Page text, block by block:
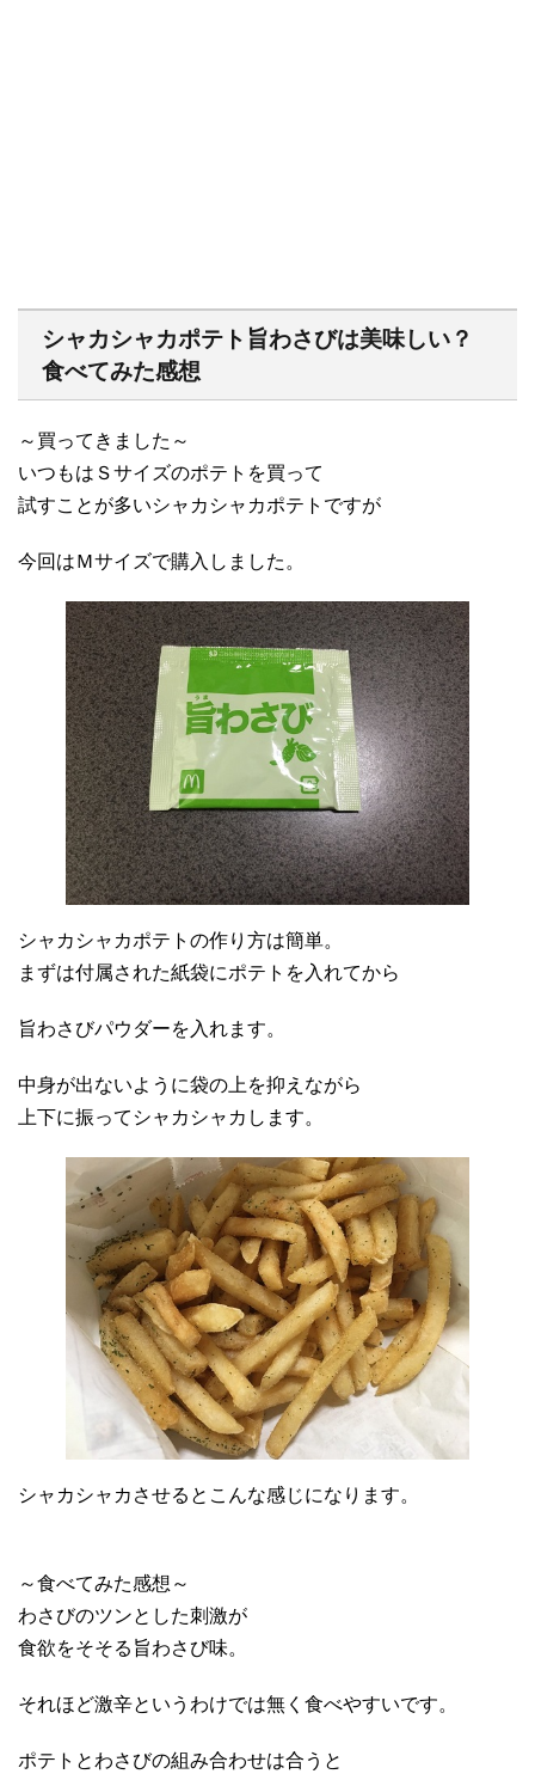
シャカシャカポテト旨わさびは美味しい？
食べてみた感想
～買ってきました～
いつもはＳサイズのポテトを買って
試すことが多いシャカシャカポテトですが
今回はＭサイズで購入しました。
シャカシャカポテトの作り方は簡単。
まずは付属された紙袋にポテトを入れてから
旨わさびパウダーを入れます。
中身が出ないように袋の上を抑えながら
上下に振ってシャカシャカします。
シャカシャカさせるとこんな感じになります。
～食べてみた感想～
わさびのツンとした刺激が
食欲をそそる旨わさび味。
それほど激辛というわけでは無く食べやすいです。
ポテトとわさびの組み合わせは合うと